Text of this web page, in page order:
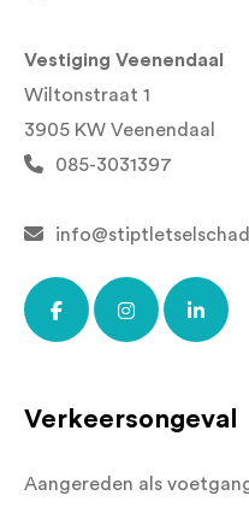
Vestiging Veenendaal
Wiltonstraat 1
3905 KW Veenendaal
085-3031397
Verkeersongeval
Aangereden als